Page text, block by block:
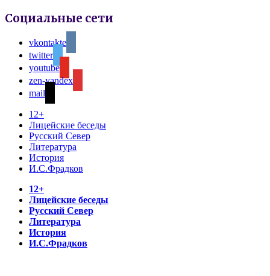
Социальные сети
vkontakte
twitter
youtube
zen-yandex
mail
12+
Лицейские беседы
Русский Север
Литература
История
И.С.Фрадков
12+
Лицейские беседы
Русский Север
Литература
История
И.С.Фрадков